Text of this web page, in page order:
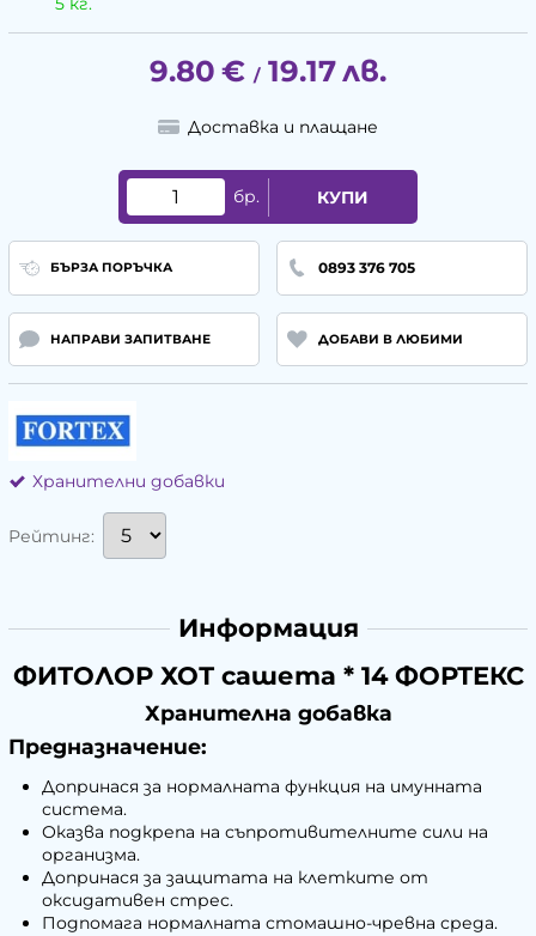
9.80 € / 19.17лв.
Доставка и плащане
бр. КУПИ
БЪРЗА ПОРЪЧКА 0893 376 705
НАПРАВИ ЗАПИТВАНЕ ДОБАВИ В ЛЮБИМИ
Хранителни добавки
Рейтинг:
Информация
ФИТОЛОР ХОТ сашета * 14 ФОРТЕКС
Хранителна добавка
Предназначение:
Допринася за нормалната функция на имунната
система.
Оказва подкрепа на съпротивителните сили на
организма.
Допринася за защитата на клетките от
оксидативен стрес.
Подпомага нормалната стомашно-чревна среда.